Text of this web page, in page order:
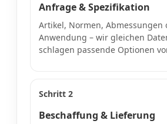
Anfrage & Spezifikation
Artikel, Normen, Abmessungen
Anwendung – wir gleichen
schlagen passende Optionen
Schritt 2
Beschaffung & Lieferung